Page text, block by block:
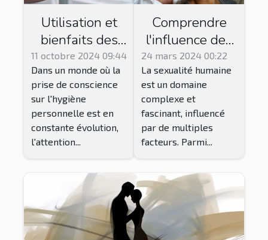
Utilisation et
bienfaits des
gels d'hygiène
intime pour
hommes
11 octobre 2024 09:44
Dans un monde où la
prise de conscience
sur l'hygiène
personnelle est en
constante évolution,
l'attention...
Comprendre
l'influence des
hormones sur
la libido
24 mars 2024 00:22
La sexualité humaine
est un domaine
complexe et
fascinant, influencé
par de multiples
facteurs. Parmi...